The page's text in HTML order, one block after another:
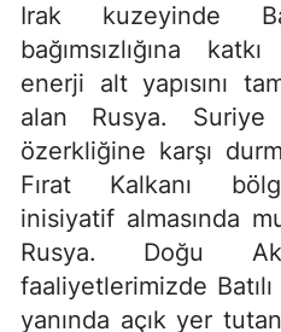
Irak kuzeyinde
bağımsızlığına
enerji alt yapısını
alan Rusya. Suriye
özerkliğine karşı
Fırat Kalkanı
inisiyatif almasında
Rusya. Doğu
faaliyetlerimizde
yanında açık yer